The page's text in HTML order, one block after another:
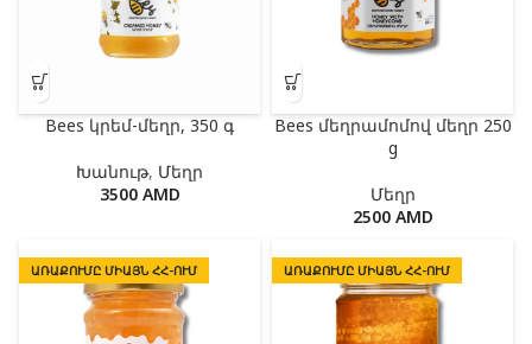
Bees կրեմ-մեղր, 350 գ
Խանութ, Մեղր
3500 AMD
Bees մեղրամոմով մեղր 250
g
Մեղր
2500 AMD
ԱՌԱՔՈՒՄԸ ՄԻԱՅՆ ՀՀ-ՈՒՄ ԱՌԱՔՈՒՄԸ ՄԻԱՅՆ ՀՀ-ՈՒՄ